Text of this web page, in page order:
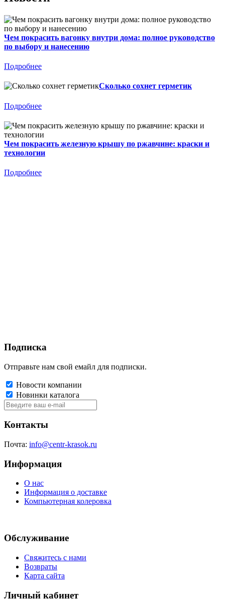
Чем покрасить вагонку внутри дома: полное руководство
по выбору и нанесению
Подробнее
Сколько сохнет герметик
Подробнее
Чем покрасить железную крышу по ржавчине: краски и
технологии
Подробнее
Подписка
Отправьте нам свой емайл для подписки.
Новости компании
Новинки каталога
Контакты
Почта: info@centr-krasok.ru
Информация
О нас
Информация о доставке
Компьютерная колеровка
Обслуживание
Свяжитесь с нами
Возвраты
Карта сайта
Личный кабинет